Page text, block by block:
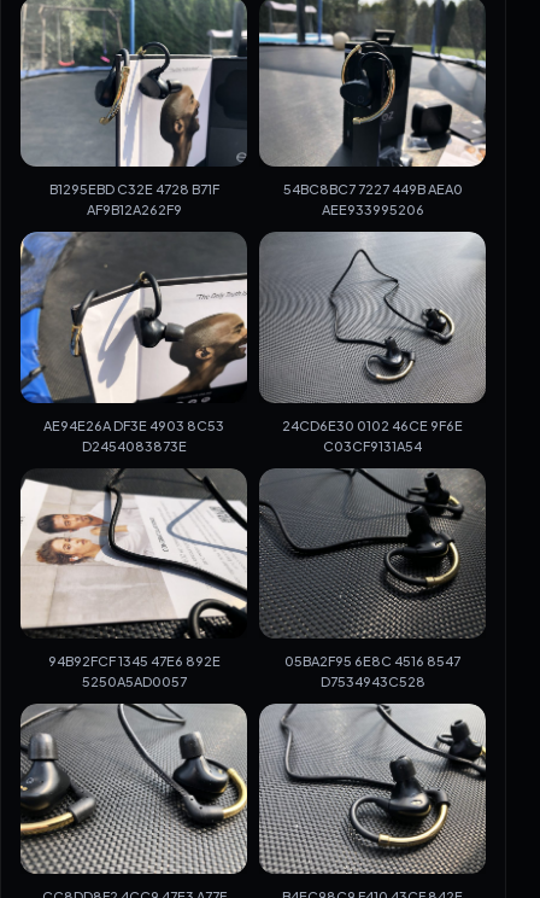
B1295EBD C32E 4728 B71F
AF9B12A262F9
54BC8BC7 7227 449B AEA0
AEE933995206
AE94E26A DF3E 4903 8C53
D2454083873E
24CD6E30 0102 46CE 9F6E
C03CF9131A54
94B92FCF 1345 47E6 892E
5250A5AD0057
05BA2F95 6E8C 4516 8547
D7534943C528